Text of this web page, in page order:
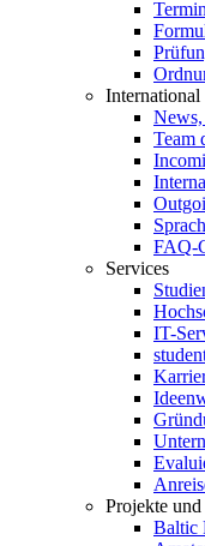
International
Team
FAQ-
Services
IT-
Projekte
Baltic